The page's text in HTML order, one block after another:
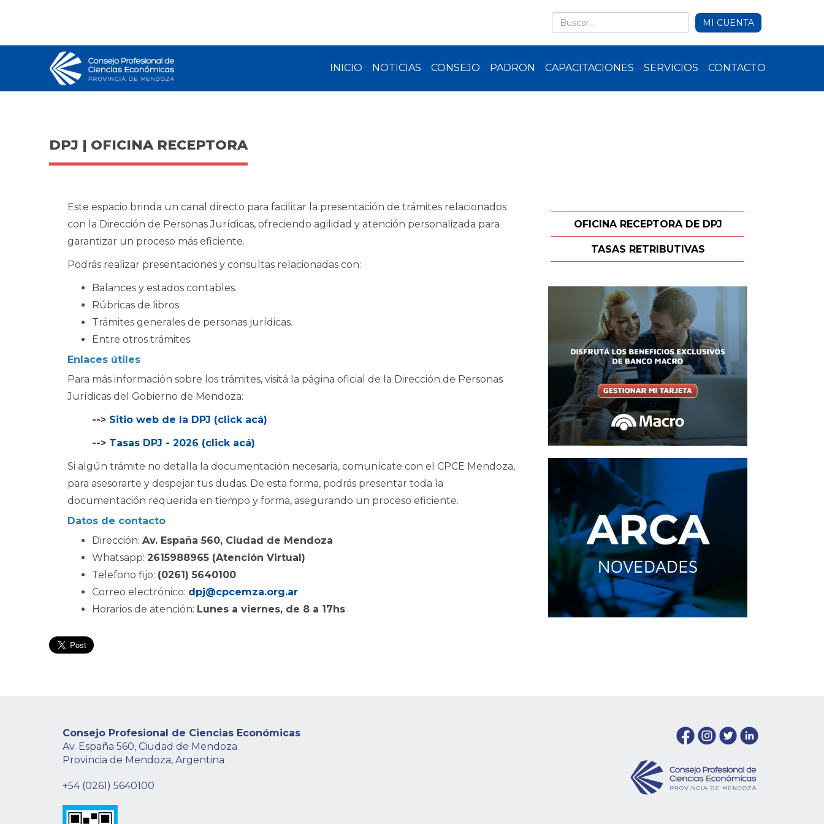
MI CUENTA
INICIO NOTICIAS CONSEJO PADRON CAPACITACIONES SERVICIOS CONTACTO
DPJ | OFICINA RECEPTORA
Este espacio brinda un canal directo para facilitar la presentación de trámites relacionados
con la Dirección de Personas Jurídicas, ofreciendo agilidad y atención personalizada para
garantizar un proceso más eficiente.
Podrás realizar presentaciones y consultas relacionadas con:
Balances y estados contables.
Rúbricas de libros.
Trámites generales de personas jurídicas.
Entre otros trámites.
Enlaces útiles
Para más información sobre los trámites, visitá la página oficial de la Dirección de Personas
Jurídicas del Gobierno de Mendoza:
--> Sitio web de la DPJ (click acá)
--> Tasas DPJ - 2026 (click acá)
Si algún trámite no detalla la documentación necesaria, comunícate con el CPCE Mendoza,
para asesorarte y despejar tus dudas. De esta forma, podrás presentar toda la
documentación requerida en tiempo y forma, asegurando un proceso eficiente.
Datos de contacto
Dirección: Av. España 560, Ciudad de Mendoza
Whatsapp: 2615988965 (Atención Virtual)
Telefono fijo: (0261) 5640100
Correo electrónico: dpj@cpcemza.org.ar
Horarios de atención: Lunes a viernes, de 8 a 17hs
OFICINA RECEPTORA DE DPJ
TASAS RETRIBUTIVAS
Consejo Profesional de Ciencias Económicas
Av. España 560, Ciudad de Mendoza
Provincia de Mendoza, Argentina
+54 (0261) 5640100